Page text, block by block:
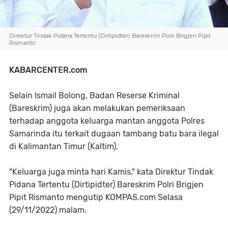
Direktur Tindak Pidana Tertentu (Dirtipidter) Bareskrim Polri Brigjen Pipit
Rismanto
KABARCENTER.com
Selain Ismail Bolong, Badan Reserse Kriminal
(Bareskrim) juga akan melakukan pemeriksaan
terhadap anggota keluarga mantan anggota Polres
Samarinda itu terkait dugaan tambang batu bara ilegal
di Kalimantan Timur (Kaltim).
"Keluarga juga minta hari Kamis," kata Direktur Tindak
Pidana Tertentu (Dirtipidter) Bareskrim Polri Brigjen
Pipit Rismanto mengutip KOMPAS.com Selasa
(29/11/2022) malam.